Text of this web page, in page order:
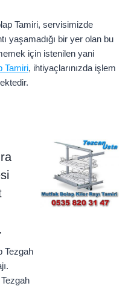
Tamiri, servisimizde
yaşamadığı bir yer olan bu
için istenilen yani
Tamiri, ihtiyaçlarınızda işlem
Tezgah